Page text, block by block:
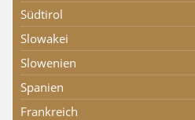
Südtirol
Slowakei
Slowenien
Spanien
Frankreich